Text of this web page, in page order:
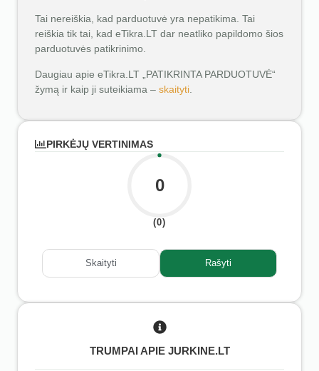
Tai nereiškia, kad parduotuvė yra nepatikima. Tai
reiškia tik tai, kad eTikra.LT dar neatliko papildomo šios
parduotuvės patikrinimo.
Daugiau apie eTikra.LT „PATIKRINTA PARDUOTUVĖ“
žymą ir kaip ji suteikiama – skaityti
PIRKĖJŲ VERTINIMAS
0
(0)
Skaityti Rašyti
TRUMPAI APIE JURKINE.LT